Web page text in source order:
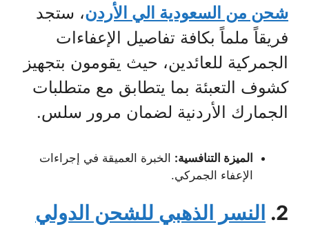
شحن من السعودية الي الأردن، ستجد
فريقاً ملماً بكافة تفاصيل الإعفاءات
الجمركية للعائدين، حيث يقومون بتجهيز
كشوف التعبئة بما يتطابق مع متطلبات
الجمارك الأردنية لضمان مرور سلس.
الميزة التنافسية: الخبرة العميقة في إجراءات
الإعفاء الجمركي.
2. النسر الذهبي للشحن الدولي